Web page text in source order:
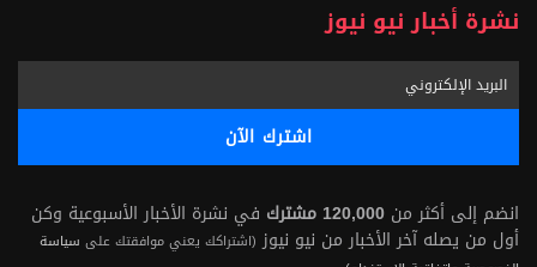
نشرة أخبار نيو نيوز
انضم إلى أكثر من 120,000 مشترك
في نشرة الأخبار الأسبوعية وكن
أول من يصله آخر الأخبار من نيو نيوز (اشتراكك يعني موافقتك على سياسة